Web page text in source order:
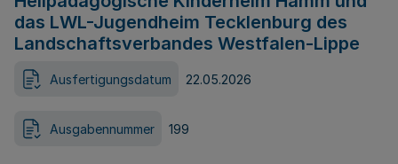
das LWL-Jugendheim Tecklenburg des
Landschaftsverbandes Westfalen-Lippe
Ausfertigungsdatum 22.05.2026
Ausgabennummer 199